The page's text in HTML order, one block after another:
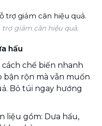
trợ giảm cân hiệu quả.
hấu
chế biến nhanh
bận rộn mà vẫn muốn
Bỏ túi ngay hướng
liệu gồm: Dưa hấu,